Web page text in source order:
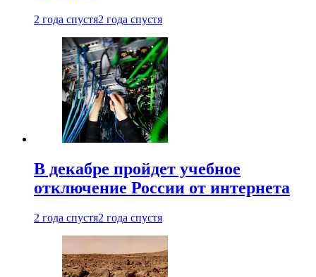
2 года спустя2 года спустя
В декабре пройдет учебное
отключение России от интернета
2 года спустя2 года спустя